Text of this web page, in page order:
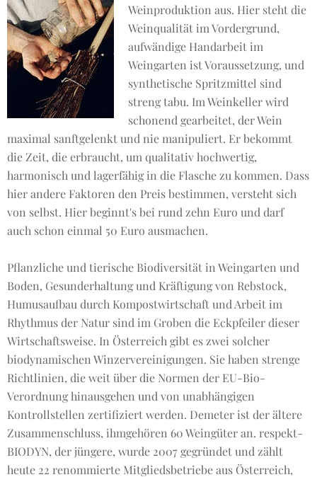
Weinproduktion aus. Hier steht die
Weinqualität im Vordergrund,
aufwändige Handarbeit im
Weingarten ist Voraussetzung, und
synthetische Spritzmittel sind
streng tabu. Im Weinkeller wird
schonend gearbeitet, der Wein
maximal sanftgelenkt und nie manipuliert. Er bekommt
die Zeit, die erbraucht, um qualitativ hochwertig,
harmonisch und lagerfähig in die Flasche zu kommen. Dass
hier andere Faktoren den Preis bestimmen, versteht sich
von selbst. Hier beginnt's bei rund zehn Euro und darf
auch schon einmal 50 Euro ausmachen.
Pflanzliche und tierische Biodiversität in Weingarten und
Boden, Gesunderhaltung und Kräftigung von Rebstock,
Humusaufbau durch Kompostwirtschaft und Arbeit im
Rhythmus der Natur sind im Groben die Eckpfeiler dieser
Wirtschaftsweise. In Österreich gibt es zwei solcher
biodynamischen Winzervereinigungen. Sie haben strenge
Richtlinien, die weit über die Normen der EU-Bio-
Verordnung hinausgehen und von unabhängigen
Kontrollstellen zertifiziert werden. Demeter ist der ältere
Zusammenschluss, ihmgehören 60 Weingüter an. respekt-
BIODYN, der jüngere, wurde 2007 gegründet und zählt
heute 22 renommierte Mitgliedsbetriebe aus Österreich,